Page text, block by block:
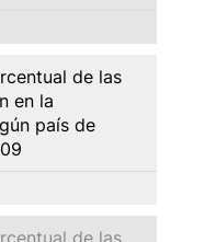
de las
en la
país de
de las